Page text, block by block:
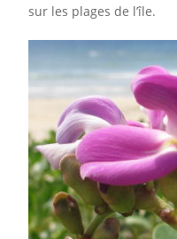
sur les plages de l’île.